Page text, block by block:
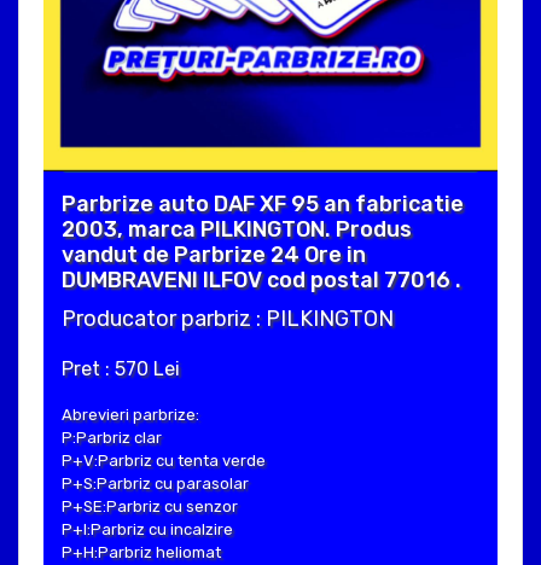
Parbrize auto DAF XF 95 an fabricatie
2003, marca PILKINGTON. Produs
vandut de Parbrize 24 Ore in
DUMBRAVENI ILFOV cod postal 77016 .
Producator parbriz : PILKINGTON
Pret : 570 Lei
Abrevieri parbrize:
P:Parbriz clar
P+V:Parbriz cu tenta verde
P+S:Parbriz cu parasolar
P+SE:Parbriz cu senzor
P+I:Parbriz cu incalzire
P+H:Parbriz heliomat